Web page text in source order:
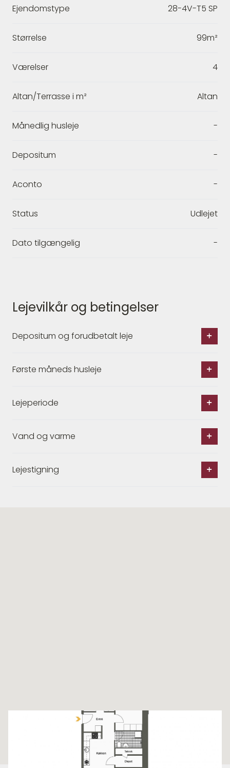
Ejendomstype 28-4V-T5 SP
Størrelse 99m²
Værelser 4
Altan/Terrasse i m² Altan
Månedlig husleje -
Depositum -
Aconto -
Status Udlejet
Dato tilgængelig -
Lejevilkår og betingelser
Depositum og forudbetalt leje
Første måneds husleje
Lejeperiode
Vand og varme
Lejestigning